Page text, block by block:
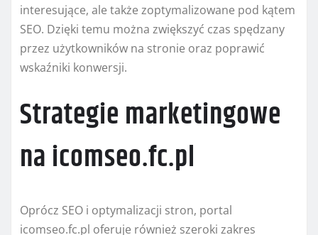
interesujące, ale także zoptymalizowane pod kątem
SEO. Dzięki temu można zwiększyć czas spędzany
przez użytkowników na stronie oraz poprawić
wskaźniki konwersji.
Strategie marketingowe
na icomseo.fc.pl
Oprócz SEO i optymalizacji stron, portal
icomseo.fc.pl oferuje również szeroki zakres